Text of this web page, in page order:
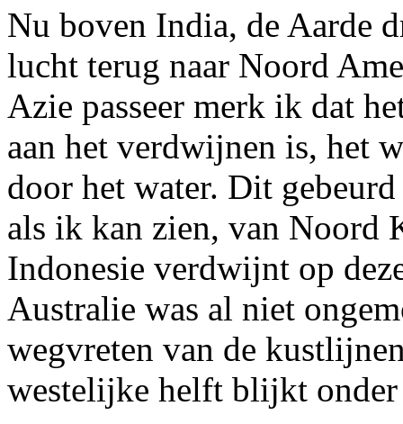
Nu boven India, de Aarde
lucht terug naar Noord
Azie passeer merk ik dat
aan het verdwijnen is, het
door het water. Dit
als ik kan zien, van Noord
Indonesie verdwijnt op
Australie was al niet
wegvreten van de
westelijke helft blijkt